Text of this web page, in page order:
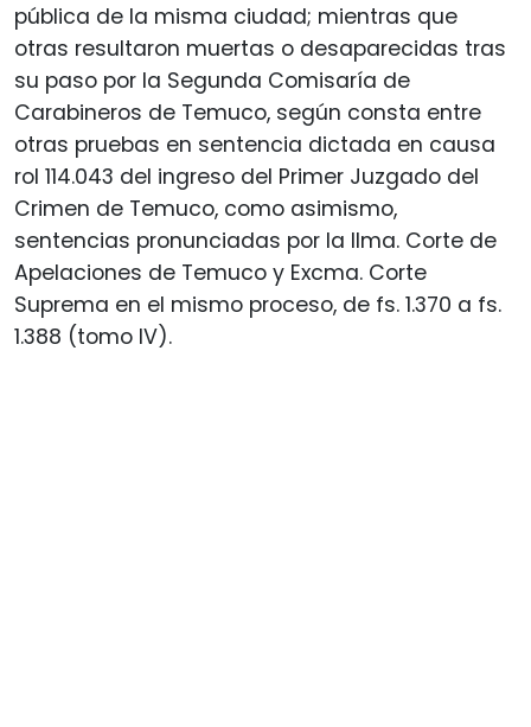
pública de la misma ciudad; mientras que
otras resultaron muertas o desaparecidas tras
su paso por la Segunda Comisaría de
Carabineros de Temuco, según consta entre
otras pruebas en sentencia dictada en causa
rol 114.043 del ingreso del Primer Juzgado del
Crimen de Temuco, como asimismo,
sentencias pronunciadas por la Ilma. Corte de
Apelaciones de Temuco y Excma. Corte
Suprema en el mismo proceso, de fs. 1.370 a fs.
1.388 (tomo IV).